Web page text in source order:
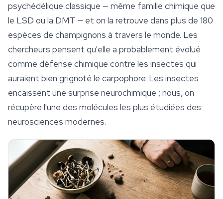
psychédélique classique — même famille chimique que
le LSD ou la DMT — et on la retrouve dans plus de 180
espèces de champignons à travers le monde. Les
chercheurs pensent qu'elle a probablement évolué
comme défense chimique contre les insectes qui
auraient bien grignoté le carpophore. Les insectes
encaissent une surprise neurochimique ; nous, on
récupère l'une des molécules les plus étudiées des
neurosciences modernes.